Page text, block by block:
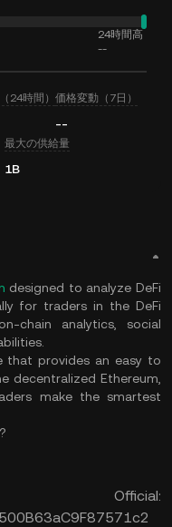
24時間高
--
24時間）価格変動（7日）
--
最大の供給量
1B
designed to analyze DeFi
for traders in the DeFi
chain analytics, social
that provides an easy to
decentralized Ethereum,
make the smartest